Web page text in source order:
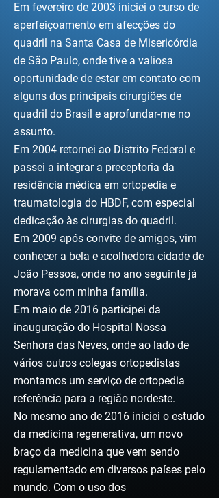
Em fevereiro de 2003 iniciei o curso de
aperfeiçoamento em afecções do
quadril na Santa Casa de Misericórdia
de São Paulo, onde tive a valiosa
oportunidade de estar em contato com
alguns dos principais cirurgiões de
quadril do Brasil e aprofundar-me no
assunto.
Em 2004 retornei ao Distrito Federal e
passei a integrar a preceptoria da
residência médica em ortopedia e
traumatologia do HBDF, com especial
dedicação às cirurgias do quadril.
Em 2009 após convite de amigos, vim
conhecer a bela e acolhedora cidade de
João Pessoa, onde no ano seguinte já
morava com minha família.
Em maio de 2016 participei da
inauguração do Hospital Nossa
Senhora das Neves, onde ao lado de
vários outros colegas ortopedistas
montamos um serviço de ortopedia
referência para a região nordeste.
No mesmo ano de 2016 iniciei o estudo
da medicina regenerativa, um novo
braço da medicina que vem sendo
regulamentado em diversos países pelo
mundo. Com o uso dos